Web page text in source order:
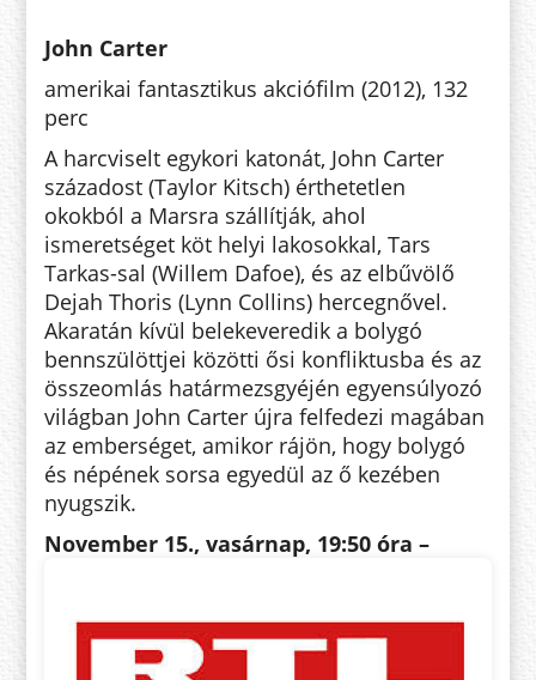
John Carter
amerikai fantasztikus akciófilm (2012), 132
perc
A harcviselt egykori katonát, John Carter
századost (Taylor Kitsch) érthetetlen
okokból a Marsra szállítják, ahol
ismeretséget köt helyi lakosokkal, Tars
Tarkas-sal (Willem Dafoe), és az elbűvölő
Dejah Thoris (Lynn Collins) hercegnővel.
Akaratán kívül belekeveredik a bolygó
bennszülöttjei közötti ősi konfliktusba és az
összeomlás határmezsgyéjén egyensúlyozó
világban John Carter újra felfedezi magában
az emberséget, amikor rájön, hogy bolygó
és népének sorsa egyedül az ő kezében
nyugszik.
November 15., vasárnap, 19:50 óra –